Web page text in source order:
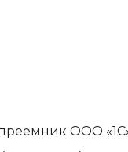
ООО